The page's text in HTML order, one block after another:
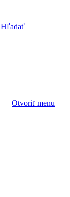
Hľadať
Otvoriť menu